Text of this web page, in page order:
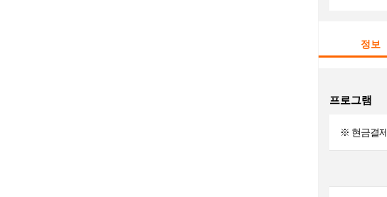
정보
프로그램
※ 현금결